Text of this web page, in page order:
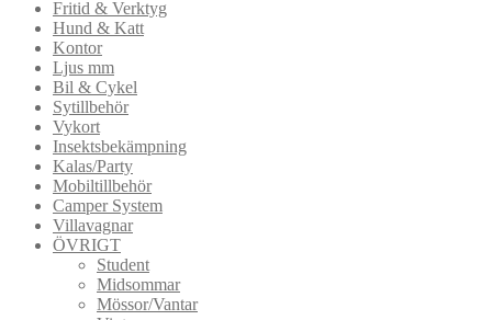
Fritid & Verktyg
Hund & Katt
Kontor
Ljus mm
Bil & Cykel
Sytillbehör
Vykort
Insektsbekämpning
Kalas/Party
Mobiltillbehör
Camper System
Villavagnar
ÖVRIGT
Student
Midsommar
Mössor/Vantar